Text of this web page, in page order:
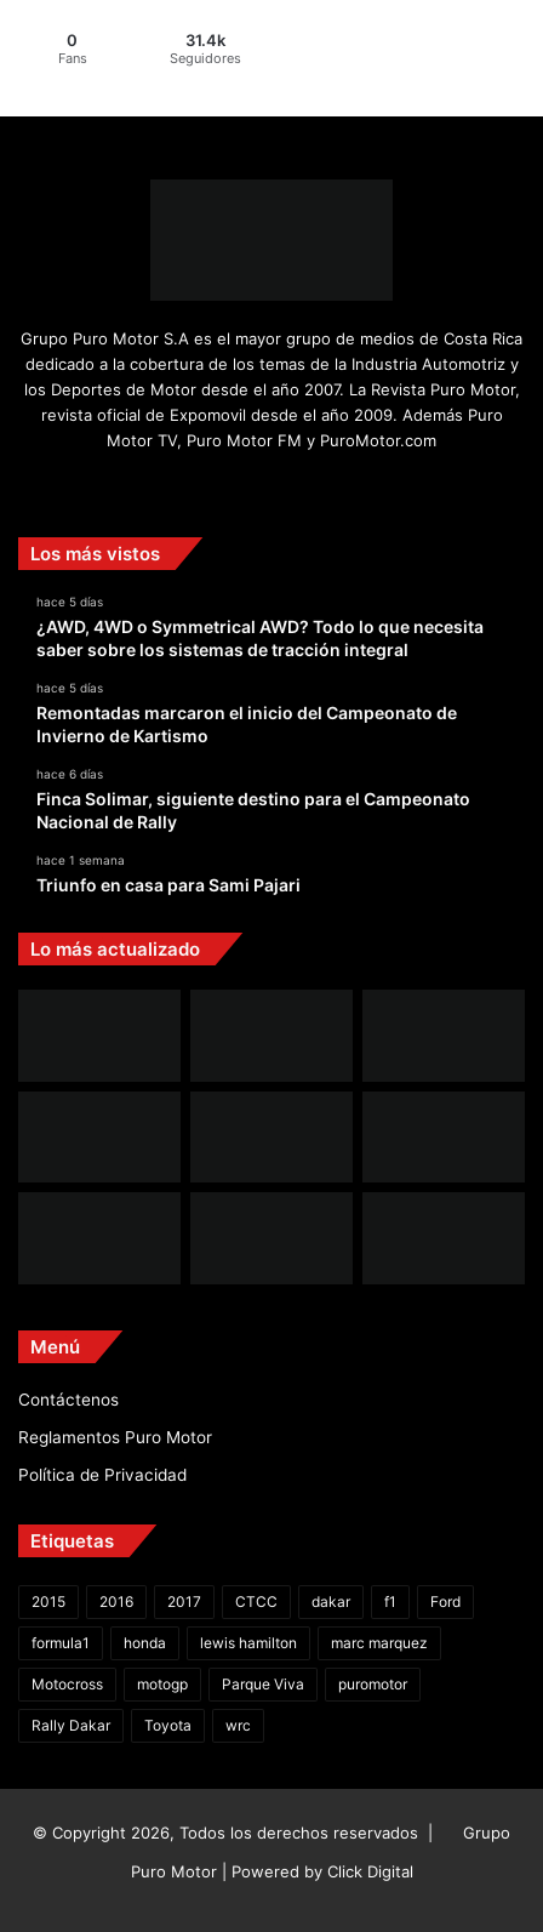
0
Fans
31.4k
Seguidores
Grupo Puro Motor S.A es el mayor grupo de medios de Costa Rica
dedicado a la cobertura de los temas de la Industria Automotriz y
los Deportes de Motor desde el año 2007. La Revista Puro Motor,
revista oficial de Expomovil desde el año 2009. Además Puro
Motor TV, Puro Motor FM y PuroMotor.com
Los más vistos
hace 5 días
¿AWD, 4WD o Symmetrical AWD? Todo lo que necesita
saber sobre los sistemas de tracción integral
hace 5 días
Remontadas marcaron el inicio del Campeonato de
Invierno de Kartismo
hace 6 días
Finca Solimar, siguiente destino para el Campeonato
Nacional de Rally
hace 1 semana
Triunfo en casa para Sami Pajari
Lo más actualizado
Menú
Contáctenos
Reglamentos Puro Motor
Política de Privacidad
Etiquetas
2015 2016 2017 CTCC dakar f1 Ford
formula1 honda lewis hamilton marc marquez
Motocross motogp Parque Viva puromotor
Rally Dakar Toyota wrc
© Copyright 2026, Todos los derechos reservados |
Grupo
Puro Motor | Powered by Click Digital